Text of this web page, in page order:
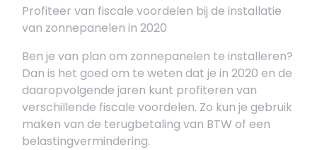
Profiteer van fiscale voordelen bij de installatie
van zonnepanelen in 2020
Ben je van plan om zonnepanelen te installeren?
Dan is het goed om te weten dat je in 2020 en de
daaropvolgende jaren kunt profiteren van
verschillende fiscale voordelen. Zo kun je gebruik
maken van de terugbetaling van BTW of een
belastingvermindering.